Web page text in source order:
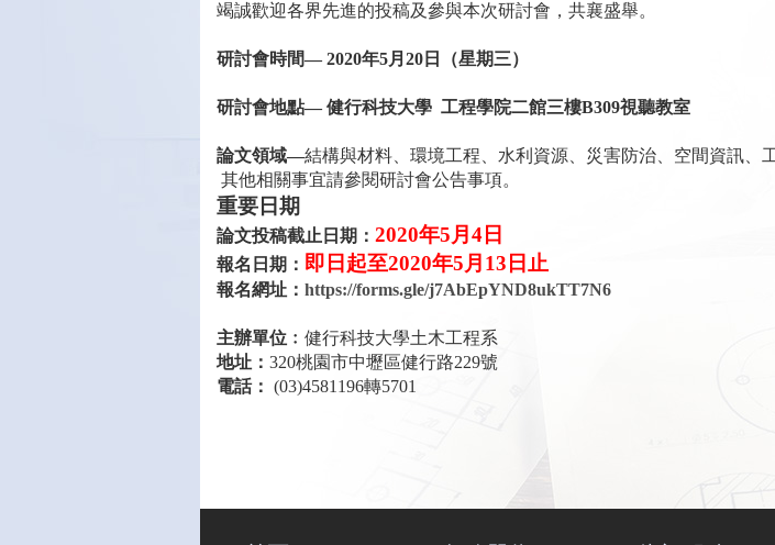
竭誠歡迎各界先進的投稿及參與本次研討會，共襄盛舉。
研討會時間— 2020年5月 20 日（星期三）
研討會地點— 健行科技大學 工程學院二館三樓B309視聽教室
論文領域—結構與材料、環境工程、水利資源、災害防治、空間資訊、
其他相關事宜請參閱研討會公告事項。
重要日期
論文投稿截止日期： 2020年5月 4 日
報名日期： 即日 起至2020年5月 13 日止
報名網址： https://forms.gle/j7AbEpYND8ukTT7N6
主辦單位﹕ 健行科技大學土木工程系
地址： 320桃園市中壢區健行路229號
電話： (03)4581196轉5701